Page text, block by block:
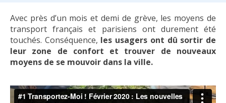
Avec près d’un mois et demi de grève, les moyens de
transport français et parisiens ont durement été
touchés. Conséquence, les usagers ont dû sortir de
leur zone de confort et trouver de nouveaux
moyens de se mouvoir dans la ville.